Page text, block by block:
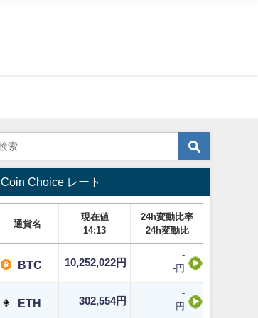
Coin Choice レート
通貨名
現在値
14:13
24h変動比率
24h変動比
BTC 10,252,022円
-
-円
ETH 302,554円
-
-円